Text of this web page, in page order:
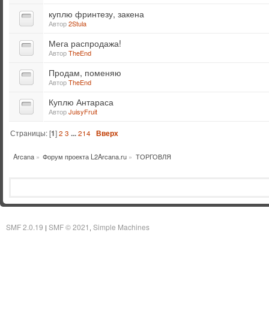
куплю фринтезу, закена
Автор2Stula
Мега распродажа!
АвторTheEnd
Продам, поменяю
АвторTheEnd
Куплю Антараса
АвторJuisyFruit
Страницы: [1]2 3 ...214 Вверх
Arcana» Форум проекта L2Arcana.ru » ТОРГОВЛЯ
SMF 2.0.19 | SMF © 2021 Simple Machines